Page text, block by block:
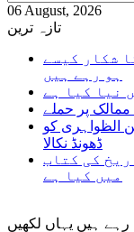
06 August, 2026
تازہ ترین
شکار کیسے
ہو رہے ہیں
الظواہری کو
ڈھونڈ نکالا
کی کتاب
میں کیا ہے
رہے ہیں یہاں لکھیں